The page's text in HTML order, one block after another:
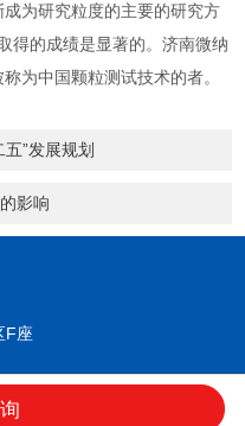
为研究粒度的主要的研究方
得的成绩是显著的。济南微纳
为中国颗粒测试技术的者。
”发展规划
影响
F座
管理登陆